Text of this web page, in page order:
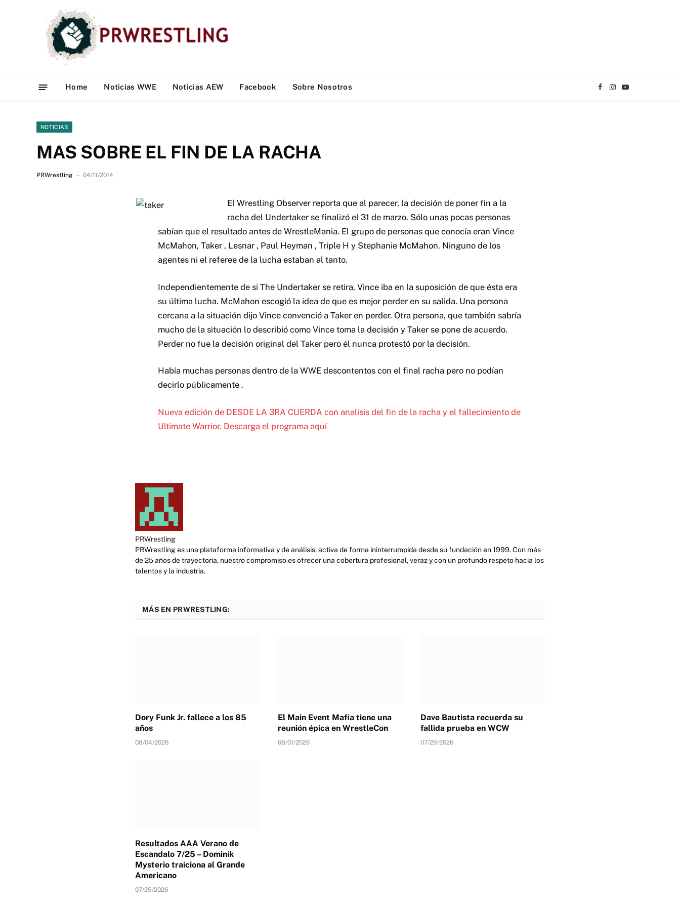
Home Noticias WWE Noticias AEW Facebook Sobre Nosotros
Facebook
Instagram
YouTube
NOTICIAS
MAS SOBRE EL FIN DE LA RACHA
PRWrestling 04/11/2014
El Wrestling Observer reporta que al parecer, la decisión de poner fin a la
racha del Undertaker se finalizó el 31 de marzo. Sólo unas pocas personas
sabían que el resultado antes de WrestleMania. El grupo de personas que conocía eran Vince
McMahon, Taker , Lesnar , Paul Heyman , Triple H y Stephanie McMahon. Ninguno de los
agentes ni el referee de la lucha estaban al tanto.
Independientemente de si The Undertaker se retira, Vince iba en la suposición de que ésta era
su última lucha. McMahon escogió la idea de que es mejor perder en su salida. Una persona
cercana a la situación dijo Vince convenció a Taker en perder. Otra persona, que también sabría
mucho de la situación lo describió como Vince toma la decisión y Taker se pone de acuerdo.
Perder no fue la decisión original del Taker pero él nunca protestó por la decisión.
Había muchas personas dentro de la WWE descontentos con el final racha pero no podían
decirlo públicamente .
Nueva edición de DESDE LA 3RA CUERDA con analisis del fin de la racha y el fallecimiento de
Ultimate Warrior. Descarga el programa aquí
PRWrestling
PRWrestling es una plataforma informativa y de análisis, activa de forma ininterrumpida desde su fundación en 1999. Con más
de 25 años de trayectoria, nuestro compromiso es ofrecer una cobertura profesional, veraz y con un profundo respeto hacia los
talentos y la industria.
MÁS EN PRWRESTLING:
Dory Funk Jr. fallece a los 85
años
08/04/2026
El Main Event Mafia tiene una
reunión épica en WrestleCon
08/01/2026
Dave Bautista recuerda su
fallida prueba en WCW
07/29/2026
Resultados AAA Verano de
Escandalo 7/25 – Dominik
Mysterio traiciona al Grande
Americano
07/25/2026